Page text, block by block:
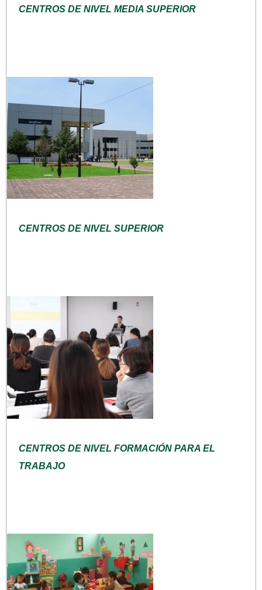
CENTROS DE NIVEL MEDIA SUPERIOR
CENTROS DE NIVEL SUPERIOR
CENTROS DE NIVEL FORMACIÓN PARA EL
TRABAJO